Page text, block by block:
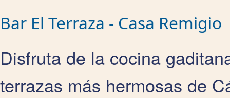
Bar El Terraza - Casa Remigio
Disfruta de la cocina
terrazas más hermosas de